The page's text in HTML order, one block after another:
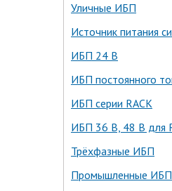
Уличные ИБП
Источник питания
ИБП 24 В
ИБП постоянного
ИБП серии RACK
ИБП 36 В, 48 В для
Трёхфазные ИБП
Промышленные ИБП